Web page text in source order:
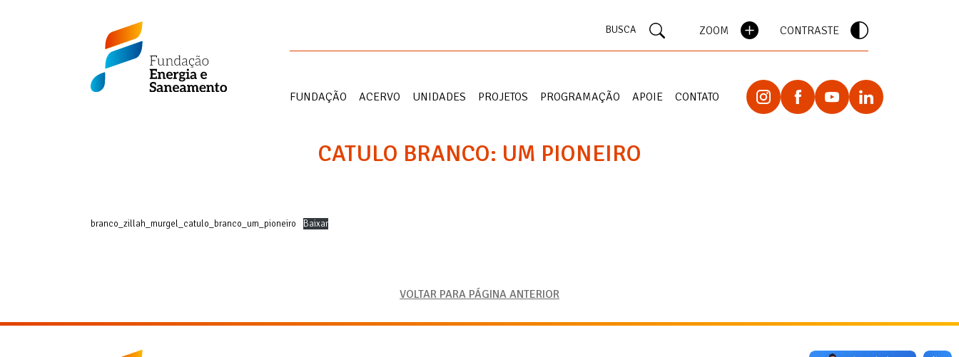
Fundação
Energia
Saneamento
BUSCA ZOOM CONTRASTE
FUNDAÇÃO ACERVO UNIDADES PROJETOS PROGRAMAÇÃO APOIE CONTATO
CATULO BRANCO: UM PIONEIRO
branco_zillah_murgel_catulo_branco_um_pioneiro Baixar
VOLTAR PARA PÁGINA ANTERIOR